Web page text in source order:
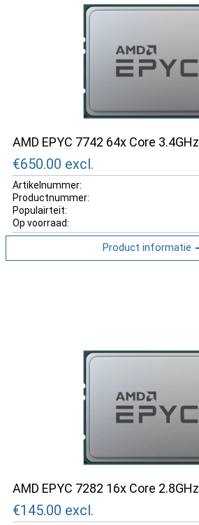
AMD EPYC 7742 64x Core 3.4GHz
€650.00 excl.
Artikelnummer:
Productnummer:
Populairteit:
Op voorraad:
Product informatie
AMD EPYC 7282 16x Core 2.8GHz
€145.00 excl.